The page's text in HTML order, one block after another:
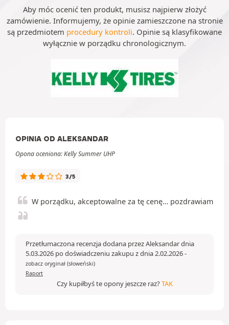
Aby móc ocenić ten produkt, musisz najpierw złożyć
zamówienie. Informujemy, że opinie zamieszczone na stronie
są przedmiotem procedury kontroli. Opinie są klasyfikowane
wyłącznie w porządku chronologicznym.
OPINIA OD ALEKSANDAR
Opona oceniona: Kelly Summer UHP
3/5
W porządku, akceptowalne za tę cenę… pozdrawiam
Przetłumaczona recenzja dodana przez Aleksandar dnia
5.03.2026 po doświadczeniu zakupu z dnia 2.02.2026-
zobacz oryginał (słoweński)
Raport
Czy kupiłbyś te opony jeszcze raz?TAK